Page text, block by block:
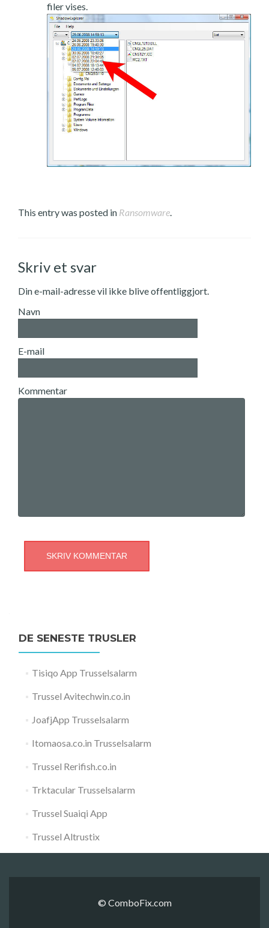
filer vises.
This entry was posted in Ransomware.
Skriv et svar
Din e-mail-adresse vil ikke blive offentliggjort.
Navn
E-mail
Kommentar
DE SENESTE TRUSLER
Tisiqo App Trusselsalarm
Trussel Avitechwin.co.in
JoafjApp Trusselsalarm
Itomaosa.co.in Trusselsalarm
Trussel Rerifish.co.in
Trktacular Trusselsalarm
Trussel Suaiqi App
Trussel Altrustix
© ComboFix.com